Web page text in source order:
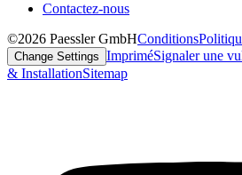
Contactez-nous
©2026 Paessler GmbHConditions
Change Settings ImpriméSignaler une
& InstallationSitemap